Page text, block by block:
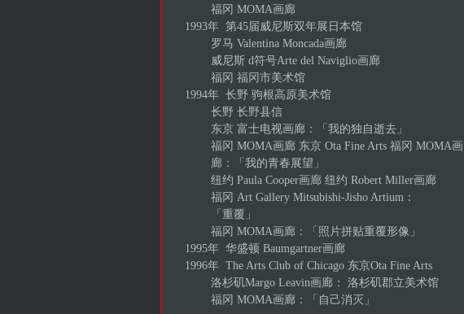
福冈 MOMA画廊
1993年 第45届威尼斯双年展日本馆
罗马 Valentina Moncada画廊
威尼斯 d符号Arte del Naviglio画廊
福冈 福冈市美术馆
1994年 长野 驹根高原美术馆
长野 长野县信
东京 富士电视画廊：「我的独自逝去」
福冈 MOMA画廊 东京 Ota Fine Arts 福冈 MOMA画
廊：「我的青春展望」
纽约 Paula Cooper画廊 纽约 Robert Miller画廊
福冈 Art Gallery Mitsubishi-Jisho Artium：
「重覆」
福冈 MOMA画廊：「照片拼贴重覆形像」
1995年 华盛顿 Baumgartner画廊
1996年 The Arts Club of Chicago 东京Ota Fine Arts
洛杉矶Margo Leavin画廊： 洛杉矶郡立美术馆
福冈 MOMA画廊：「自己消灭」